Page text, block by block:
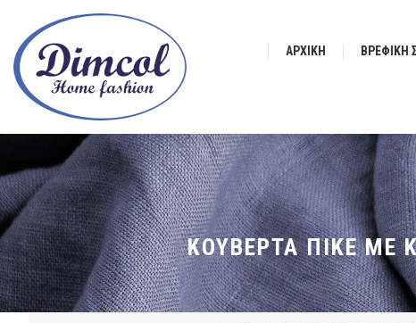
ΑΡΧΙΚΉ ΒΡΕΦΙΚΗ
ΚΟΥΒΈΡΤΑ ΠΙΚΈ ΜΕ